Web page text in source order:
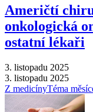
Američtí
onkologická
ostatní lékaři
3. listopadu 2025
3. listopadu 2025
Z medicínyTéma